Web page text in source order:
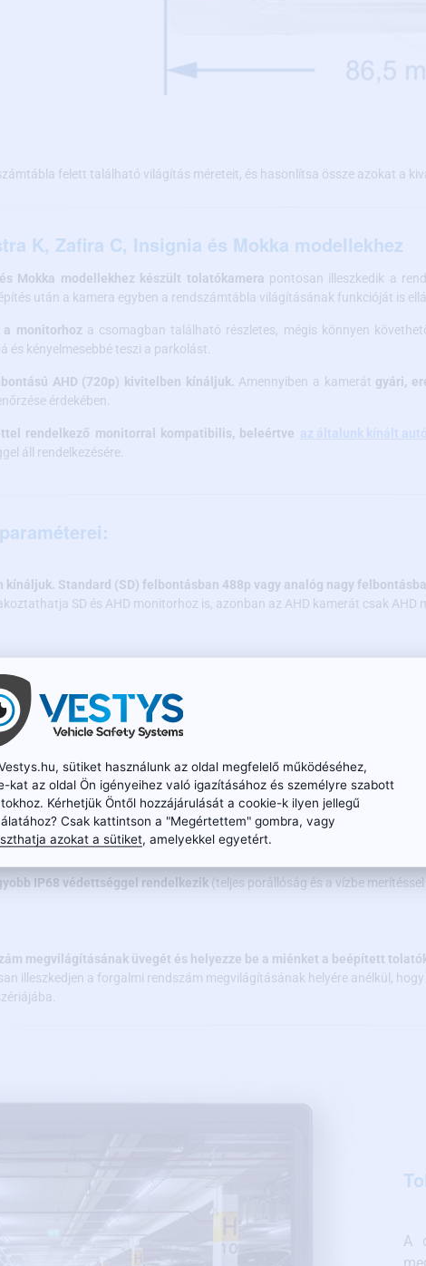
felett található világítás méreteit, és hasonlítsa össze azokat a
K, Zafira C, Insignia és Mokka modellekhez
Mokka modellekhez készült tolatókamera pontosan illeszkedik a
után a kamera egyben a rendszámtábla világításának funkcióját is
monitorhoz a csomagban található részletes, mégis könnyen
kényelmesebbé teszi a parkolást.
AHD (720p) kivitelben kínáljuk. Amennyiben a kamerát gyári,
érdekében.
rendelkező monitorral kompatibilis, beleértve az általunk kínált
áll rendelkezésére.
kínáljuk. Standard (SD) felbontásban 488p vagy analóg nagy
SD és AHD monitorhoz is, azonban az AHD kamerát csak AHD
felvétel:
lencséje üvegből készült
A kamera felveszi szinte az egész parkolóterület képét, akár 170°-os
optika és a modern technológia kombinációjával a kamera képes
luxtól).
IP68 védettséggel rendelkezik (teljes porállóság és a vízbe
megvilágításának üvegét és helyezze be a miénket a beépített
illeszkedjen a forgalmi rendszám megvilágításának helyére anélkül,
A
sütiket használunk az oldal megfelelő működéséhez,
kat az oldal Ön igényeihez való igazításához és személyre szabott
Kérhetjük Öntől hozzájárulását a cookie-k ilyen jellegű
Csak kattintson a "Megértettem" gombra, vagy
azokat a sütiket, amelyekkel egyetért.